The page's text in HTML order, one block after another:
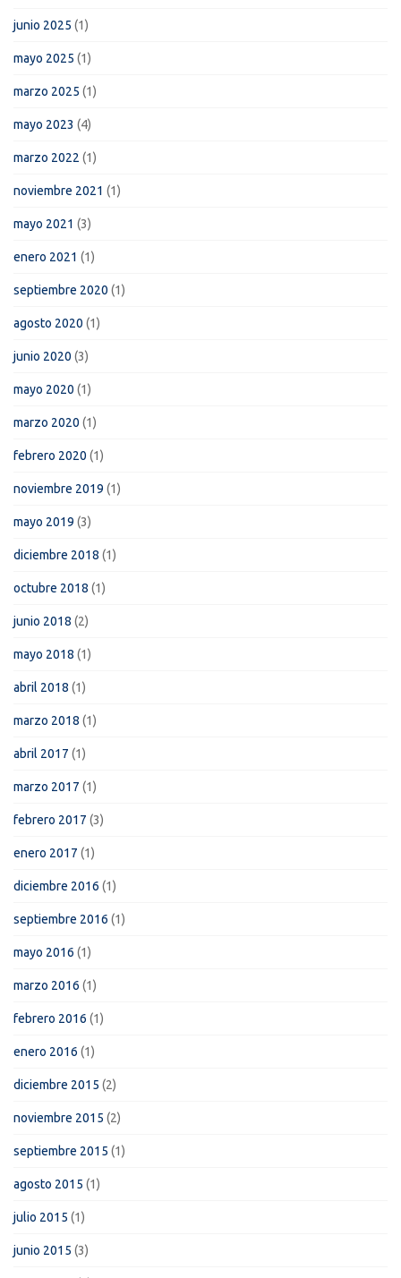
junio 2025 (1)
mayo 2025 (1)
marzo 2025 (1)
mayo 2023 (4)
marzo 2022 (1)
noviembre 2021 (1)
mayo 2021 (3)
enero 2021 (1)
septiembre 2020 (1)
agosto 2020 (1)
junio 2020 (3)
mayo 2020 (1)
marzo 2020 (1)
febrero 2020 (1)
noviembre 2019 (1)
mayo 2019 (3)
diciembre 2018 (1)
octubre 2018 (1)
junio 2018 (2)
mayo 2018 (1)
abril 2018 (1)
marzo 2018 (1)
abril 2017 (1)
marzo 2017 (1)
febrero 2017 (3)
enero 2017 (1)
diciembre 2016 (1)
septiembre 2016 (1)
mayo 2016 (1)
marzo 2016 (1)
febrero 2016 (1)
enero 2016 (1)
diciembre 2015 (2)
noviembre 2015 (2)
septiembre 2015 (1)
agosto 2015 (1)
julio 2015 (1)
junio 2015 (3)